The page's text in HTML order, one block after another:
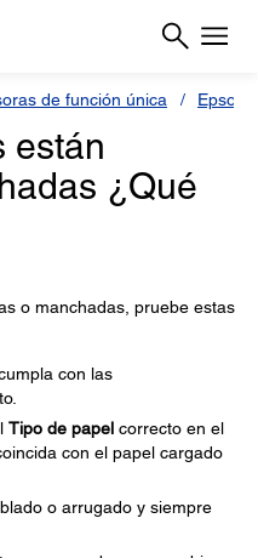
de función única Epson
están
¿Qué
o manchadas, pruebe estas
con las
Tipo de papel correcto en el
con el papel cargado
o arrugado y siempre